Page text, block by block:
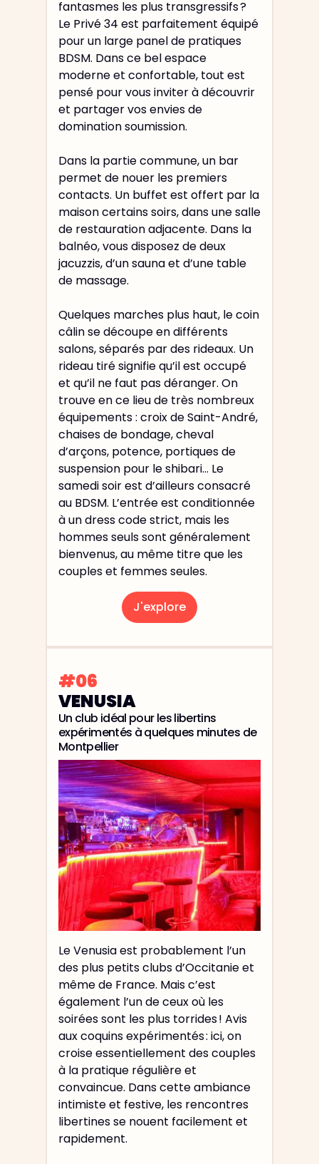
fantasmes les plus transgressifs ?
Le Privé 34 est parfaitement équipé
pour un large panel de pratiques
BDSM. Dans ce bel espace
moderne et confortable, tout est
pensé pour vous inviter à découvrir
et partager vos envies de
domination soumission.
Dans la partie commune, un bar
permet de nouer les premiers
contacts. Un buffet est offert par la
maison certains soirs, dans une salle
de restauration adjacente. Dans la
balnéo, vous disposez de deux
jacuzzis, d’un sauna et d’une table
de massage.
Quelques marches plus haut, le coin
câlin se découpe en différents
salons, séparés par des rideaux. Un
rideau tiré signifie qu’il est occupé
et qu’il ne faut pas déranger. On
trouve en ce lieu de très nombreux
équipements : croix de Saint-André,
chaises de bondage, cheval
d’arçons, potence, portiques de
suspension pour le shibari… Le
samedi soir est d’ailleurs consacré
au BDSM. L’entrée est conditionnée
à un dress code strict, mais les
hommes seuls sont généralement
bienvenus, au même titre que les
couples et femmes seules.
J'explore
#06
VENUSIA
Un club idéal pour les libertins
expérimentés à quelques minutes de
Montpellier
Le Venusia est probablement l’un
des plus petits clubs d’Occitanie et
même de France. Mais c’est
également l’un de ceux où les
soirées sont les plus torrides ! Avis
aux coquins expérimentés : ici, on
croise essentiellement des couples
à la pratique régulière et
convaincue. Dans cette ambiance
intimiste et festive, les rencontres
libertines se nouent facilement et
rapidement.